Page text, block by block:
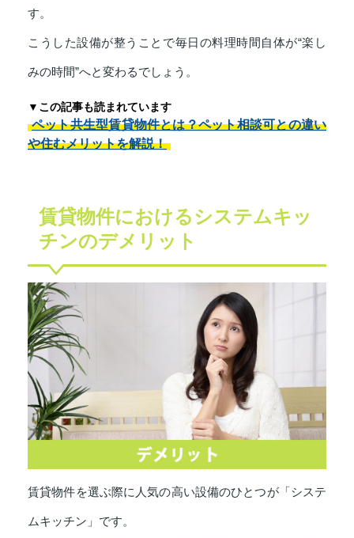
す。
こうした設備が整うことで毎日の料理時間自体が“楽し
みの時間”へと変わるでしょう。
▼この記事も読まれています
ペット共生型賃貸物件とは？ペット相談可との違い
や住むメリットを解説！
賃貸物件におけるシステムキッ
チンのデメリット
賃貸物件を選ぶ際に人気の高い設備のひとつが「システ
ムキッチン」です。